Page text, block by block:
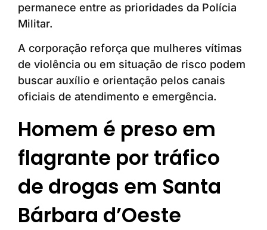
permanece entre as prioridades da Polícia
Militar.
A corporação reforça que mulheres vítimas
de violência ou em situação de risco podem
buscar auxílio e orientação pelos canais
oficiais de atendimento e emergência.
Homem é preso em
flagrante por tráfico
de drogas em Santa
Bárbara d’Oeste